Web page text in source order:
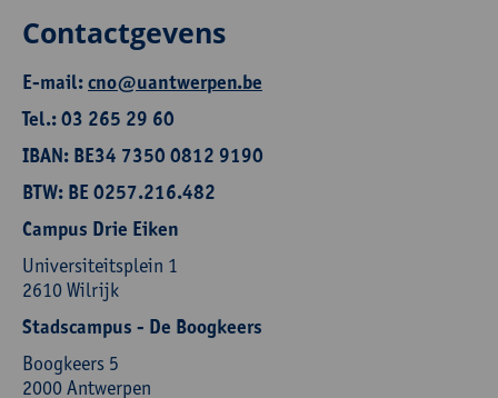
Contactgevens
E-mail:cno@uantwerpen.be
Tel.: 03 265 29 60
IBAN: BE34 7350 0812 9190
BTW: BE 0257.216.482
Campus Drie Eiken
Universiteitsplein 1
2610 Wilrijk
Stadscampus - De Boogkeers
Boogkeers 5
2000 Antwerpen